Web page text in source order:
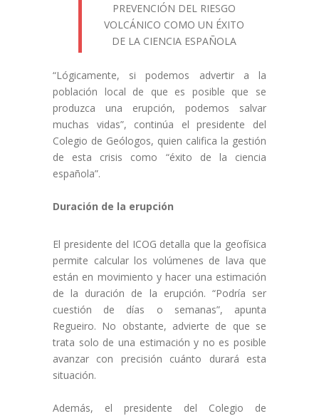
PREVENCIÓN DEL RIESGO
VOLCÁNICO COMO UN ÉXITO
DE LA CIENCIA ESPAÑOLA
“Lógicamente, si podemos advertir a la
población local de que es posible que se
produzca una erupción, podemos salvar
muchas vidas”, continúa el presidente del
Colegio de Geólogos, quien califica la gestión
de esta crisis como “éxito de la ciencia
española”.
Duración de la erupción
El presidente del ICOG detalla que la geofísica
permite calcular los volúmenes de lava que
están en movimiento y hacer una estimación
de la duración de la erupción. “Podría ser
cuestión de días o semanas”, apunta
Regueiro. No obstante, advierte de que se
trata solo de una estimación y no es posible
avanzar con precisión cuánto durará esta
situación.
Además, el presidente del Colegio de